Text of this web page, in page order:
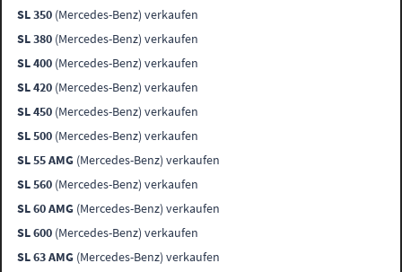
SL 350 (Mercedes-Benz) verkaufen
SL 380 (Mercedes-Benz) verkaufen
SL 400 (Mercedes-Benz) verkaufen
SL 420 (Mercedes-Benz) verkaufen
SL 450 (Mercedes-Benz) verkaufen
SL 500 (Mercedes-Benz) verkaufen
SL 55 AMG (Mercedes-Benz) verkaufen
SL 560 (Mercedes-Benz) verkaufen
SL 60 AMG (Mercedes-Benz) verkaufen
SL 600 (Mercedes-Benz) verkaufen
SL 63 AMG (Mercedes-Benz) verkaufen